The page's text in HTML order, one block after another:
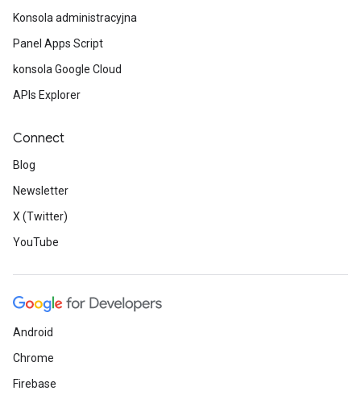
Konsola administracyjna
Panel Apps Script
konsola Google Cloud
APIs Explorer
Connect
Blog
Newsletter
X (Twitter)
YouTube
Android
Chrome
Firebase